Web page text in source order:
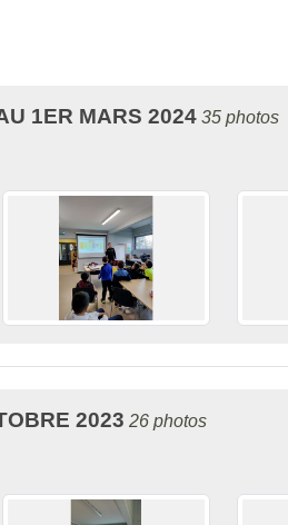
1ER MARS 2024 35 photos
2023 26 photos